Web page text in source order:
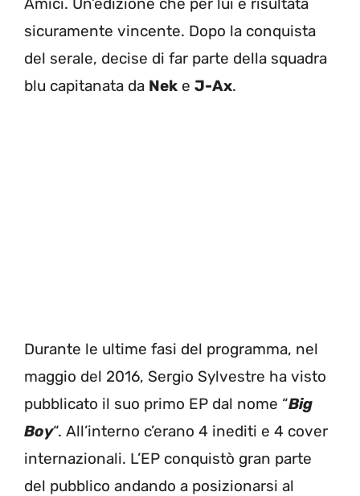
sicuramente vincente. Dopo la conquista
del serale, decise di far parte della squadra
blu capitanata da Nek e J-Ax.
Durante le ultime fasi del programma, nel
maggio del 2016, Sergio Sylvestre ha visto
pubblicato il suo primo EP dal nome “Big
Boy“. All’interno c’erano 4 inediti e 4 cover
internazionali. L’EP conquistò gran parte
del pubblico andando a posizionarsi al